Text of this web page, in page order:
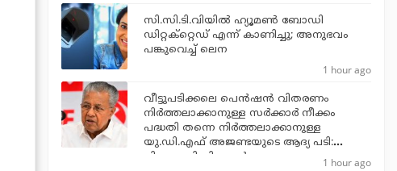
സി.സി.ടി.വിയില്‍ ഹ്യൂമണ്‍ ബോഡി
ഡിറ്റക്‌റ്റെഡ് എന്ന് കാണിച്ചു; അനുഭവം
പങ്കുവെച്ച് ലെന
1 hour ago
വീട്ടുപടിക്കലെ പെന്‍ഷന്‍ വിതരണം
നിര്‍ത്തലാക്കാനുള്ള സര്‍ക്കാര്‍ നീക്കം
പദ്ധതി തന്നെ നിര്‍ത്തലാക്കാനുള്ള
യു.ഡി.എഫ് അജണ്ടയുടെ ആദ്യ പടി:
പിണറായി വിജയന്‍
1 hour ago